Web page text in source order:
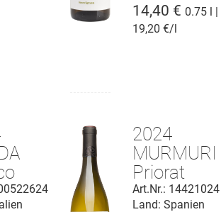
14,40 € 0.75 l |
19,20 €/l
2024
MURMURI
Priorat
D.O.Q.
Art.Nr.: 14421024
Land: Spanien